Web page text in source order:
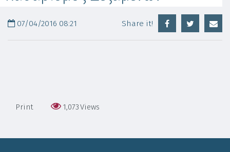
07/04/2016 08:21 Share it!
Print 1,073Views